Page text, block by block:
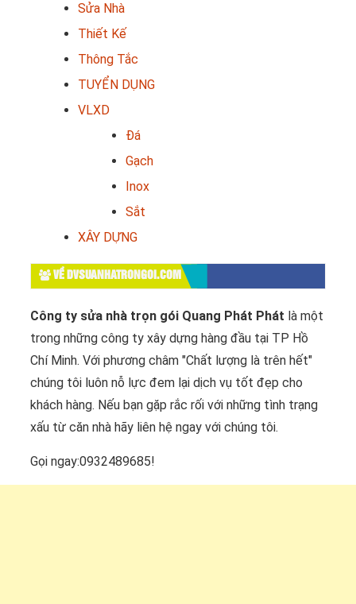
Sửa Nhà
Thiết Kế
Thông Tắc
TUYỂN DỤNG
VLXD
Đá
Gạch
Inox
Sắt
XÂY DỰNG
VỀ DVSUANHATRONGOI.COM
Công ty sửa nhà trọn gói Quang Phát Phát là một
trong những công ty xây dựng hàng đầu tại TP Hồ
Chí Minh. Với phương châm "Chất lượng là trên hết"
chúng tôi luôn nỗ lực đem lại dịch vụ tốt đẹp cho
khách hàng. Nếu bạn gặp rắc rối với những tình trạng
xấu từ căn nhà hãy liên hệ ngay với chúng tôi.
Gọi ngay:0932489685!